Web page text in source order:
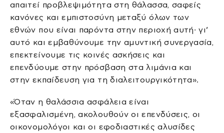
απαιτεί προβλεψιμότητα στη θάλασσα, σαφείς
κανόνες και εμπιστοσύνη μεταξύ όλων των
εθνών που είναι παρόντα στην περιοχή αυτή· γι’
αυτό και εμβαθύνουμε την αμυντική συνεργασία,
επεκτείνουμε τις κοινές ασκήσεις και
επενδύουμε στην πρόσβαση στα λιμάνια και
στην εκπαίδευση για τη διαλειτουργικότητα».
«Όταν η θαλάσσια ασφάλεια είναι
εξασφαλισμένη, ακολουθούν οι επενδύσεις, οι
οικονομολόγοι και οι εφοδιαστικές αλυσίδες